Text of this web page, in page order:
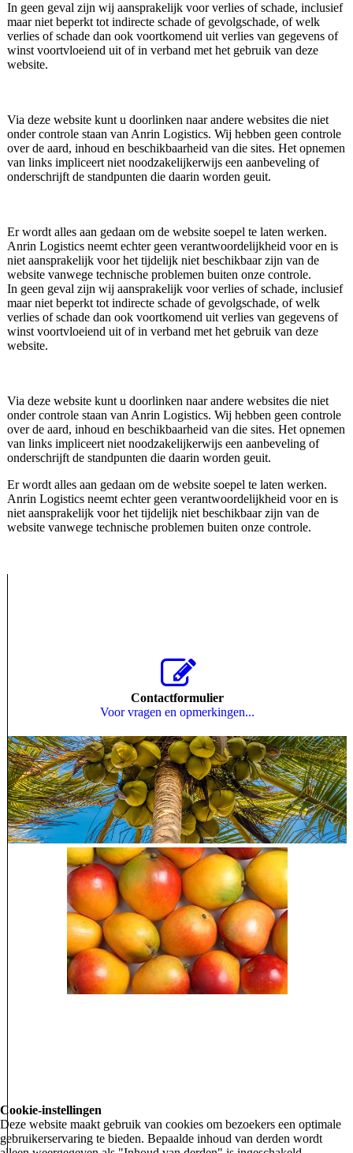
In geen geval zijn wij aansprakelijk voor verlies of schade, inclusief
maar niet beperkt tot indirecte schade of gevolgschade, of welk
verlies of schade dan ook voortkomend uit verlies van gegevens of
winst voortvloeiend uit of in verband met het gebruik van deze
website.
Via deze website kunt u doorlinken naar andere websites die niet
onder controle staan ​​van Anrin Logistics. Wij hebben geen controle
over de aard, inhoud en beschikbaarheid van die sites. Het opnemen
van links impliceert niet noodzakelijkerwijs een aanbeveling of
onderschrijft de standpunten die daarin worden geuit.
Er wordt alles aan gedaan om de website soepel te laten werken.
Anrin Logistics neemt echter geen verantwoordelijkheid voor en is
niet aansprakelijk voor het tijdelijk niet beschikbaar zijn van de
website vanwege technische problemen buiten onze controle.
In geen geval zijn wij aansprakelijk voor verlies of schade, inclusief
maar niet beperkt tot indirecte schade of gevolgschade, of welk
verlies of schade dan ook voortkomend uit verlies van gegevens of
winst voortvloeiend uit of in verband met het gebruik van deze
website.
Via deze website kunt u doorlinken naar andere websites die niet
onder controle staan ​​van Anrin Logistics. Wij hebben geen controle
over de aard, inhoud en beschikbaarheid van die sites. Het opnemen
van links impliceert niet noodzakelijkerwijs een aanbeveling of
onderschrijft de standpunten die daarin worden geuit.
Er wordt alles aan gedaan om de website soepel te laten werken.
Anrin Logistics neemt echter geen verantwoordelijkheid voor en is
niet aansprakelijk voor het tijdelijk niet beschikbaar zijn van de
website vanwege technische problemen buiten onze controle.
Contactformulier
Voor vragen en opmerkingen...
Cookie-instellingen
Deze website maakt gebruik van cookies om bezoekers een optimale
gebruikerservaring te bieden. Bepaalde inhoud van derden wordt